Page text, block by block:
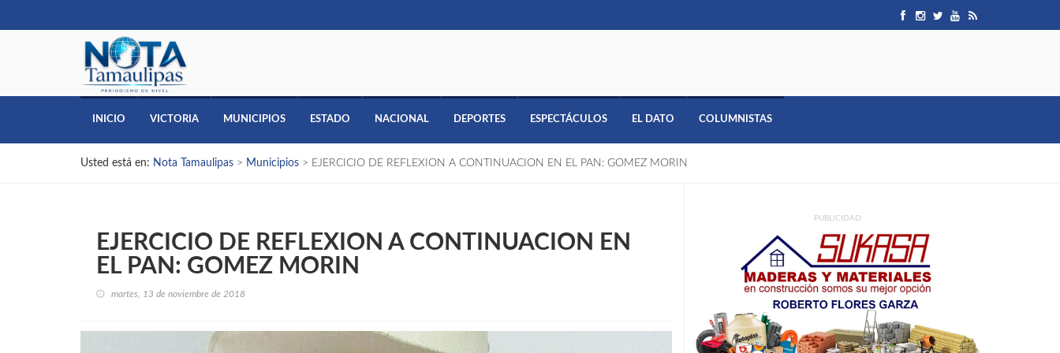
INICIO VICTORIA MUNICIPIOS ESTADO NACIONAL DEPORTES ESPECTÁCULOS EL DATO COLUMNISTAS
Usted está en: Nota Tamaulipas > Municipios > EJERCICIO DE REFLEXION A CONTINUACION EN EL PAN: GOMEZ MORIN
EJERCICIO DE REFLEXION A CONTINUACION EN
EL PAN: GOMEZ MORIN
martes, 13 de noviembre de 2018
PUBLICIDAD